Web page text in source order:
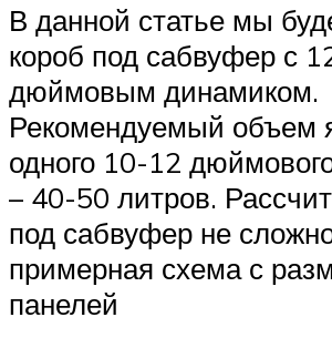
В данной статье мы
короб под сабвуфер с
дюймовым динамиком.
Рекомендуемый объем
одного 10-12
– 40-50 литров.
под сабвуфер не
примерная схема с
панелей